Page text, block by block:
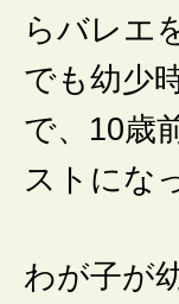
らバレエ
でも幼少
で、10歳
ストにな
わが子が